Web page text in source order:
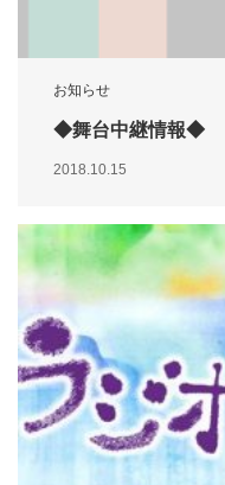
お知らせ
◆舞台中継情報◆
2018.10.15